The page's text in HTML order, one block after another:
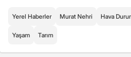
Yerel Haberler Murat Nehri Hava
Yaşam Tarım